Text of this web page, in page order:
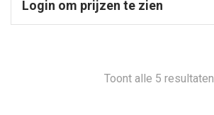
Login om prijzen te zien
Toont alle 5 resultaten